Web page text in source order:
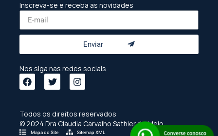
Inscreva-se e receba as novidades
Enviar
Nos siga nas redes sociais
Todos os direitos reservados
© 2024 Dra Claudia Carvalho Sathler de Melo
Mapa do Site Sitemap XML